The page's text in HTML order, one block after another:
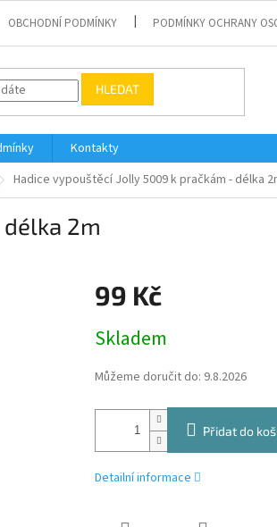
OBCHODNÍ PODMÍNKY PODMÍNKY OCHRANY
HLEDAT
Kontakty
Hadice vypouštěcí Jolly 5009 k pračkám - délka
2m
99 Kč
cena:
Skladem
Můžeme doručit do: 9.8.2026
Přidat do
Detailní informace